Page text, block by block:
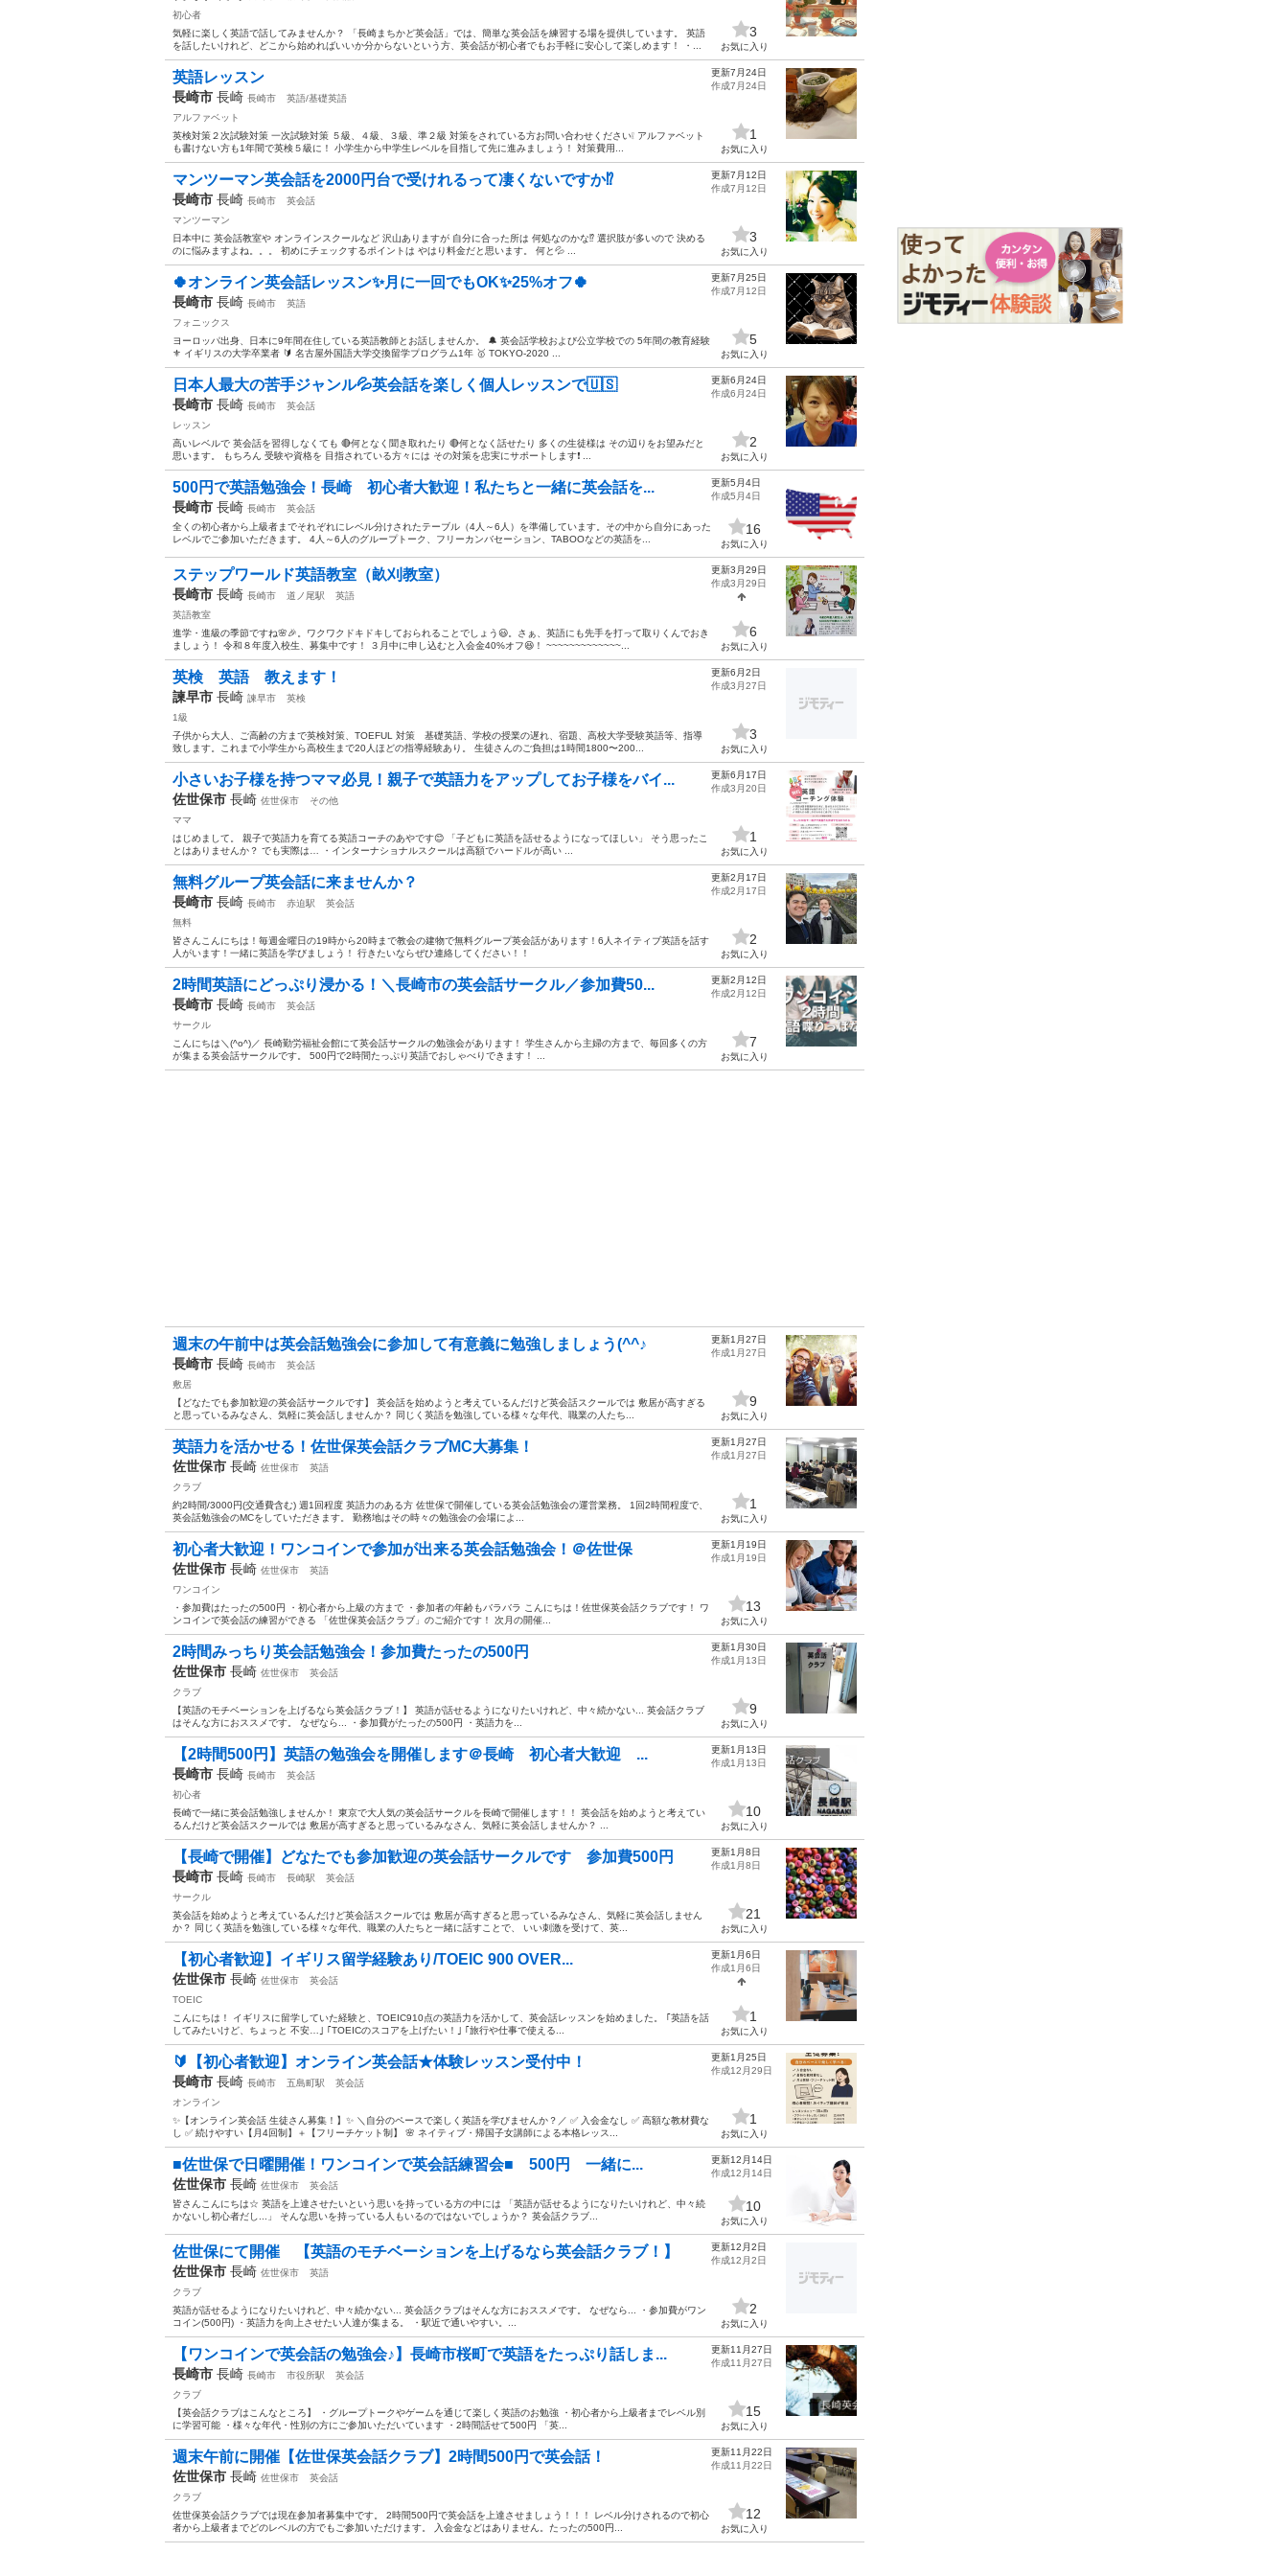
初心者
気軽に楽しく英語で話してみませんか？ 「長崎まちかど英会話」では、簡単な英会話を練習する場を提供しています。 英語
を話したいけれど、どこから始めればいいか分からないという方、英会話が初心者でもお手軽に安心して楽しめます！ ・...
3
お気に入り
英語レッスン
長崎市 長崎 長崎市
英語/基礎英語
アルファベット
英検対策２次試験対策 一次試験対策 ５級、４級、３級、準２級 対策をされている方お問い合わせください❕ アルファベット
も書けない方も1年間で英検５級に！ 小学生から中学生レベルを目指して先に進みましょう！ 対策費用...
更新7月24日
作成7月24日
1
お気に入り
マンツーマン英会話を2000円台で受けれるって凄くないですか⁉️
長崎市 長崎 長崎市
英会話
マンツーマン
日本中に 英会話教室や オンラインスクールなど 沢山ありますが 自分に合った所は 何処なのかな⁉️ 選択肢が多いので 決める
のに悩みますよね。。。 初めにチェックするポイントは やはり料金だと思います。 何と💦 ...
更新7月12日
作成7月12日
3
お気に入り
🍀オンライン英会話レッスン✨月に一回でもOK✨25%オフ🍀
長崎市 長崎 長崎市
英語
フォニックス
ヨーロッパ出身、日本に9年間在住している英語教師とお話しませんか。 🔔 英会話学校および公立学校での 5年間の教育経験
⚜️ イギリスの大学卒業者 🔰 名古屋外国語大学交換留学プログラム1年 🥇 TOKYO-2020 ...
更新7月25日
作成7月12日
5
お気に入り
日本人最大の苦手ジャンル💦英会話を楽しく個人レッスンで🇺🇸
長崎市 長崎 長崎市
英会話
レッスン
高いレベルで 英会話を習得しなくても 🔴何となく聞き取れたり 🔴何となく話せたり 多くの生徒様は その辺りをお望みだと
思います。 もちろん 受験や資格を 目指されている方々には その対策を忠実にサポートします❗️ ...
更新6月24日
作成6月24日
2
お気に入り
500円で英語勉強会！長崎 初心者大歓迎！私たちと一緒に英会話を...
長崎市 長崎 長崎市
英会話
全くの初心者から上級者までそれぞれにレベル分けされたテーブル（4人～6人）を準備しています。その中から自分にあった
レベルでご参加いただきます。 4人～6人のグループトーク、フリーカンバセーション、TABOOなどの英語を...
更新5月4日
作成5月4日
16
お気に入り
ステップワールド英語教室（畝刈教室）
長崎市 長崎 長崎市 道ノ尾駅
英語
英語教室
進学・進級の季節ですね🌸🎉。ワクワクドキドキしておられることでしょう😃。さぁ、英語にも先手を打って取りくんでおき
ましょう！ 令和８年度入校生、募集中です！ ３月中に申し込むと入会金40%オフ😆！ ~~~~~~~~~~~~~...
更新3月29日
作成3月29日
6
お気に入り
英検 英語 教えます！
諫早市 長崎 諫早市
英検
1級
子供から大人、ご高齢の方まで英検対策、TOEFUL 対策 基礎英語、学校の授業の遅れ、宿題、高校大学受験英語等、指導
致します。これまで小学生から高校生まで20人ほどの指導経験あり。 生徒さんのご負担は1時間1800〜200...
更新6月2日
作成3月27日
3
お気に入り
小さいお子様を持つママ必見！親子で英語力をアップしてお子様をバイ...
佐世保市 長崎 佐世保市
その他
ママ
はじめまして。 親子で英語力を育てる英語コーチのあやです😊 「子どもに英語を話せるようになってほしい」 そう思ったこ
とはありませんか？ でも実際は… ・インターナショナルスクールは高額でハードルが高い ...
更新6月17日
作成3月20日
1
お気に入り
無料グループ英会話に来ませんか？
長崎市 長崎 長崎市 赤迫駅
英会話
無料
皆さんこんにちは！毎週金曜日の19時から20時まで教会の建物で無料グループ英会話があります！6人ネイティブ英語を話す
人がいます！一緒に英語を学びましょう！ 行きたいならぜひ連絡してください！！
更新2月17日
作成2月17日
2
お気に入り
2時間英語にどっぷり浸かる！＼長崎市の英会話サークル／参加費50...
長崎市 長崎 長崎市
英会話
サークル
こんにちは＼(^o^)／ 長崎勤労福祉会館にて英会話サークルの勉強会があります！ 学生さんから主婦の方まで、毎回多くの方
が集まる英会話サークルです。 500円で2時間たっぷり英語でおしゃべりできます！ ...
更新2月12日
作成2月12日
7
お気に入り
週末の午前中は英会話勉強会に参加して有意義に勉強しましょう(^^♪
長崎市 長崎 長崎市
英会話
敷居
【どなたでも参加歓迎の英会話サークルです】 英会話を始めようと考えているんだけど英会話スクールでは 敷居が高すぎる
と思っているみなさん、気軽に英会話しませんか？ 同じく英語を勉強している様々な年代、職業の人たち...
更新1月27日
作成1月27日
9
お気に入り
英語力を活かせる！佐世保英会話クラブMC大募集！
佐世保市 長崎 佐世保市
英語
クラブ
約2時間/3000円(交通費含む) 週1回程度 英語力のある方 佐世保で開催している英会話勉強会の運営業務。 1回2時間程度で、
英会話勉強会のMCをしていただきます。 勤務地はその時々の勉強会の会場によ...
更新1月27日
作成1月27日
1
お気に入り
初心者大歓迎！ワンコインで参加が出来る英会話勉強会！＠佐世保
佐世保市 長崎 佐世保市
英語
ワンコイン
・参加費はたったの500円 ・初心者から上級の方まで ・参加者の年齢もバラバラ こんにちは！佐世保英会話クラブです！ ワ
ンコインで英会話の練習ができる 「佐世保英会話クラブ」のご紹介です！ 次月の開催...
更新1月19日
作成1月19日
13
お気に入り
2時間みっちり英会話勉強会！参加費たったの500円
佐世保市 長崎 佐世保市
英会話
クラブ
【英語のモチベーションを上げるなら英会話クラブ！】 英語が話せるようになりたいけれど、中々続かない... 英会話クラブ
はそんな方におススメです。 なぜなら... ・参加費がたったの500円 ・英語力を...
更新1月30日
作成1月13日
9
お気に入り
【2時間500円】英語の勉強会を開催します＠長崎 初心者大歓迎 ...
長崎市 長崎 長崎市
英会話
初心者
長崎で一緒に英会話勉強しませんか！ 東京で大人気の英会話サークルを長崎で開催します！！ 英会話を始めようと考えてい
るんだけど英会話スクールでは 敷居が高すぎると思っているみなさん、気軽に英会話しませんか？ ...
更新1月13日
作成1月13日
10
お気に入り
【長崎で開催】どなたでも参加歓迎の英会話サークルです 参加費500円
長崎市 長崎 長崎市 長崎駅
英会話
サークル
英会話を始めようと考えているんだけど英会話スクールでは 敷居が高すぎると思っているみなさん、気軽に英会話しません
か？ 同じく英語を勉強している様々な年代、職業の人たちと一緒に話すことで、 いい刺激を受けて、英...
更新1月8日
作成1月8日
21
お気に入り
【初心者歓迎】イギリス留学経験あり/TOEIC 900 OVER...
佐世保市 長崎 佐世保市
英会話
TOEIC
こんにちは！ イギリスに留学していた経験と、TOEIC910点の英語力を活かして、英会話レッスンを始めました。 ｢英語を話
してみたいけど、ちょっと 不安…｣ ｢TOEICのスコアを上げたい！｣ ｢旅行や仕事で使える...
更新1月6日
作成1月6日
1
お気に入り
🔰【初心者歓迎】オンライン英会話★体験レッスン受付中！
長崎市 長崎 長崎市 五島町駅
英会話
オンライン
✨【オンライン英会話 生徒さん募集！】✨ ＼自分のペースで楽しく英語を学びませんか？／ ✅ 入会金なし ✅ 高額な教材費な
し ✅ 続けやすい【月4回制】＋【フリーチケット制】 🌸 ネイティブ・帰国子女講師による本格レッス...
更新1月25日
作成12月29日
1
お気に入り
■佐世保で日曜開催！ワンコインで英会話練習会■ 500円 一緒に...
佐世保市 長崎 佐世保市
英会話
皆さんこんにちは☆ 英語を上達させたいという思いを持っている方の中には 「英語が話せるようになりたいけれど、中々続
かないし初心者だし...」 そんな思いを持っている人もいるのではないでしょうか？ 英会話クラブ...
更新12月14日
作成12月14日
10
お気に入り
佐世保にて開催 【英語のモチベーションを上げるなら英会話クラブ！】
佐世保市 長崎 佐世保市
英語
クラブ
英語が話せるようになりたいけれど、中々続かない... 英会話クラブはそんな方におススメです。 なぜなら... ・参加費がワン
コイン(500円) ・英語力を向上させたい人達が集まる。 ・駅近で通いやすい。...
更新12月2日
作成12月2日
2
お気に入り
【ワンコインで英会話の勉強会♪】長崎市桜町で英語をたっぷり話しま...
長崎市 長崎 長崎市 市役所駅
英会話
クラブ
【英会話クラブはこんなところ】 ・グループトークやゲームを通じて楽しく英語のお勉強 ・初心者から上級者までレベル別
に学習可能 ・様々な年代・性別の方にご参加いただいています ・2時間話せて500円 「英...
更新11月27日
作成11月27日
15
お気に入り
週末午前に開催【佐世保英会話クラブ】2時間500円で英会話！
佐世保市 長崎 佐世保市
英会話
クラブ
佐世保英会話クラブでは現在参加者募集中です。 2時間500円で英会話を上達させましょう！！！ レベル分けされるので初心
者から上級者までどのレベルの方でもご参加いただけます。 入会金などはありません。たったの500円...
更新11月22日
作成11月22日
12
お気に入り